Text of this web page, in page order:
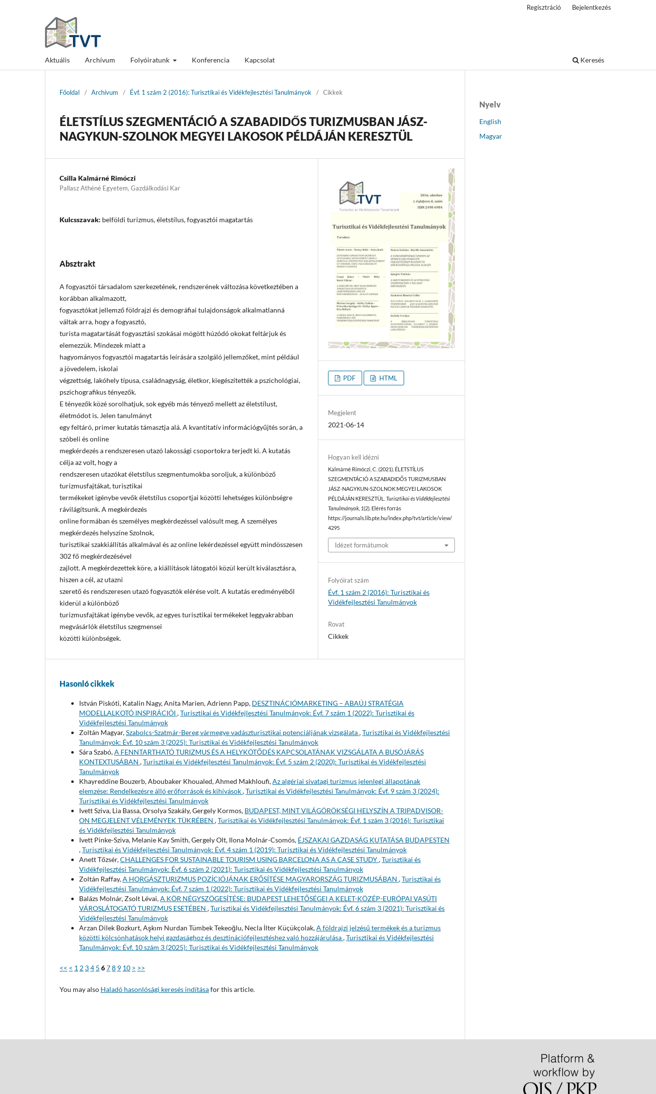
Aktuális Archívum Folyóiratunk Konferencia Kapcsolat Keresés
Regisztráció Bejelentkezés
Főoldal / Archívum / Évf. 1 szám 2 (2016): Turisztikai és Vidékfejlesztési Tanulmányok / Cikkek
ÉLETSTÍLUS SZEGMENTÁCIÓ A SZABADIDŐS TURIZMUSBAN JÁSZ-
NAGYKUN-SZOLNOK MEGYEI LAKOSOK PÉLDÁJÁN KERESZTÜL
Csilla Kalmárné Rimóczi
Pallasz Athéné Egyetem, Gazdálkodási Kar
Kulcsszavak: belföldi turizmus, életstílus, fogyasztói magatartás
Absztrakt
A fogyasztói társadalom szerkezetének, rendszerének változása következtében a
korábban alkalmazott,
fogyasztókat jellemző földrajzi és demográfiai tulajdonságok alkalmatlanná
váltak arra, hogy a fogyasztó,
turista magatartását fogyasztási szokásai mögött húzódó okokat feltárjuk és
elemezzük. Mindezek miatt a
hagyományos fogyasztói magatartás leírására szolgáló jellemzőket, mint például
a jövedelem, iskolai
végzettség, lakóhely típusa, családnagyság, életkor, kiegészítették a pszichológiai,
pszichografikus tényezők.
E tényezők közé sorolhatjuk, sok egyéb más tényező mellett az életstílust,
életmódot is. Jelen tanulmányt
egy feltáró, primer kutatás támasztja alá. A kvantitatív információgyűjtés során, a
szóbeli és online
megkérdezés a rendszeresen utazó lakossági csoportokra terjedt ki. A kutatás
célja az volt, hogy a
rendszeresen utazókat életstílus szegmentumokba soroljuk, a különböző
turizmusfajtákat, turisztikai
termékeket igénybe vevők életstílus csoportjai közötti lehetséges különbségre
rávilágítsunk. A megkérdezés
online formában és személyes megkérdezéssel valósult meg. A személyes
megkérdezés helyszíne Szolnok,
turisztikai szakkiállítás alkalmával és az online lekérdezéssel együtt mindösszesen
302 fő megkérdezésével
zajlott. A megkérdezettek köre, a kiállítások látogatói közül került kiválasztásra,
hiszen a cél, az utazni
szerető és rendszeresen utazó fogyasztók elérése volt. A kutatás eredményéből
kiderül a különböző
turizmusfajtákat igénybe vevők, az egyes turisztikai termékeket leggyakrabban
megvásárlók életstílus szegmensei
közötti különbségek.
PDF HTML
Megjelent
2021-06-14
Hogyan kell idézni
Kalmárné Rimóczi, C. (2021). ÉLETSTÍLUS
SZEGMENTÁCIÓ A SZABADIDŐS TURIZMUSBAN
JÁSZ-NAGYKUN-SZOLNOK MEGYEI LAKOSOK
PÉLDÁJÁN KERESZTÜL.Turisztikai és Vidékfejlesztési
Tanulmányok 1(2). Elérés forrás
https://journals.lib.pte.hu/index.php/tvt/article/view/
4295
Idézet formátumok
Folyóirat szám
Évf. 1 szám 2 (2016): Turisztikai és
Vidékfejlesztési Tanulmányok
Rovat
Cikkek
Hasonló cikkek
István Piskóti, Katalin Nagy, Anita Marien, Adrienn Papp, DESZTINÁCIÓMARKETING – ABAÚJ STRATÉGIA
MODELLALKOTÓ INSPIRÁCIÓI ,Turisztikai és Vidékfejlesztési Tanulmányok: Évf. 7 szám 1 (2022): Turisztikai és
Vidékfejlesztési Tanulmányok
Zoltán Magyar,Szabolcs-Szatmár-Bereg vármegye vadászturisztikai potenciáljának vizsgálata,Turisztikai és Vidékfejlesztési
Tanulmányok: Évf. 10 szám 3 (2025): Turisztikai és Vidékfejlesztési Tanulmányok
Sára Szabó,A FENNTARTHATÓ TURIZMUS ÉS A HELYKÖTŐDÉS KAPCSOLATÁNAK VIZSGÁLATA A BUSÓJÁRÁS
KONTEXTUSÁBAN ,Turisztikai és Vidékfejlesztési Tanulmányok: Évf. 5 szám 2 (2020): Turisztikai és Vidékfejlesztési
Tanulmányok
Khayreddine Bouzerb, Aboubaker Khoualed, Ahmed Makhloufi,Az algériai sivatagi turizmus jelenlegi állapotának
elemzése: Rendelkezésre álló erőforrások és kihívások,Turisztikai és Vidékfejlesztési Tanulmányok: Évf. 9 szám 3 (2024):
Turisztikai és Vidékfejlesztési Tanulmányok
Ivett Sziva, Lia Bassa, Orsolya Szakály, Gergely Kormos, BUDAPEST, MINT VILÁGÖRÖKSÉGI HELYSZÍN A TRIPADVISOR-
ON MEGJELENT VÉLEMÉNYEK TÜKRÉBEN ,Turisztikai és Vidékfejlesztési Tanulmányok: Évf. 1 szám 3 (2016): Turisztikai
és Vidékfejlesztési Tanulmányok
Ivett Pinke-Sziva, Melanie Kay Smith, Gergely Olt, Ilona Molnár-Csomós, ÉJSZAKAI GAZDASÁG KUTATÁSA BUDAPESTEN
,Turisztikai és Vidékfejlesztési Tanulmányok: Évf. 4 szám 1 (2019): Turisztikai és Vidékfejlesztési Tanulmányok
Anett Tőzsér,CHALLENGES FOR SUSTAINABLE TOURISM USING BARCELONA AS A CASE STUDY,Turisztikai és
Vidékfejlesztési Tanulmányok: Évf. 6 szám 2 (2021): Turisztikai és Vidékfejlesztési Tanulmányok
Zoltán Raffay,A HORGÁSZTURIZMUS POZÍCIÓJÁNAK ERŐSÍTÉSE MAGYARORSZÁG TURIZMUSÁBAN ,Turisztikai és
Vidékfejlesztési Tanulmányok: Évf. 7 szám 1 (2022): Turisztikai és Vidékfejlesztési Tanulmányok
Balázs Molnár, Zsolt Lévai,A KÖR NÉGYSZÖGESÍTÉSE: BUDAPEST LEHETŐSÉGEI A KELET-KÖZÉP-EURÓPAI VASÚTI
VÁROSLÁTOGATÓ TURIZMUS ESETÉBEN ,Turisztikai és Vidékfejlesztési Tanulmányok: Évf. 6 szám 3 (2021): Turisztikai és
Vidékfejlesztési Tanulmányok
Arzan Dilek Bozkurt, Aşkım Nurdan Tümbek Tekeoğlu, Necla İlter Küçükçolak,A földrajzi jelzésű termékek és a turizmus
közötti kölcsönhatások helyi gazdasághoz és desztinációfejlesztéshez való hozzájárulása,Turisztikai és Vidékfejlesztési
Tanulmányok: Évf. 10 szám 3 (2025): Turisztikai és Vidékfejlesztési Tanulmányok
<< < 1 2 34 5 678 9 10 > >>
You may also Haladó hasonlósági keresés indításafor this article.
Nyelv
English
Magyar